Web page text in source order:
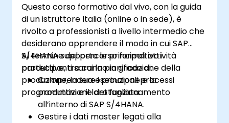
Questo corso formativo dal vivo, con la guida
di un istruttore Italia (online o in sede), è
rivolto a professionisti a livello intermedio che
desiderano apprendere il modo in cui SAP
S/4HANA supporta le principali attività
produttive, tra cui la pianificazione della
produzione, la sua esecuzione e la
programmazione dettagliata.
Al termine del percorso formativo i
partecipanti saranno in grado di:
Comprendere i principali processi
produttivi e il loro funzionamento
all’interno di SAP S/4HANA.
Gestire i dati master legati alla